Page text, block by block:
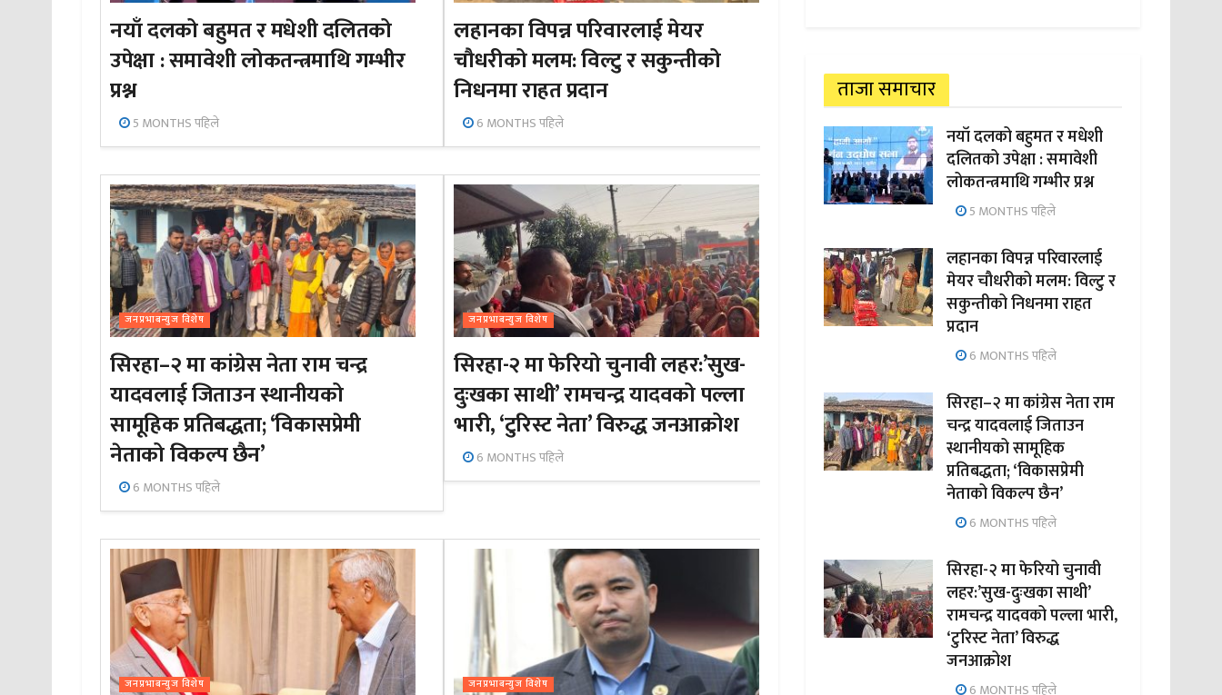
नयाँ दलको बहुमत र मधेशी दलितको
उपेक्षा : समावेशी लोकतन्त्रमाथि गम्भीर
प्रश्न
5 MONTHS पहिले
लहानका विपन्न परिवारलाई मेयर
चौधरीको मलम: विल्टु र सकुन्तीको
निधनमा राहत प्रदान
6 MONTHS पहिले
जनप्रभाबन्युज विशेष
सिरहा–२ मा कांग्रेस नेता राम चन्द्र
यादवलाई जिताउन स्थानीयको
सामूहिक प्रतिबद्धता; ‘विकासप्रेमी
नेताको विकल्प छैन’
6 MONTHS पहिले
जनप्रभाबन्युज विशेष
सिरहा-२ मा फेरियो चुनावी लहर:’सुख-
दुःखका साथी’ रामचन्द्र यादवको पल्ला
भारी, ‘टुरिस्ट नेता’ विरुद्ध जनआक्रोश
6 MONTHS पहिले
जनप्रभाबन्युज विशेष जनप्रभाबन्युज विशेष
ताजा समाचार
नयाँ दलको बहुमत र मधेशी
दलितको उपेक्षा : समावेशी
लोकतन्त्रमाथि गम्भीर प्रश्न
5 MONTHS पहिले
लहानका विपन्न परिवारलाई
मेयर चौधरीको मलम: विल्टु र
सकुन्तीको निधनमा राहत
प्रदान
6 MONTHS पहिले
सिरहा–२ मा कांग्रेस नेता राम
चन्द्र यादवलाई जिताउन
स्थानीयको सामूहिक
प्रतिबद्धता; ‘विकासप्रेमी
नेताको विकल्प छैन’
6 MONTHS पहिले
सिरहा-२ मा फेरियो चुनावी
लहर:’सुख-दुःखका साथी’
रामचन्द्र यादवको पल्ला भारी,
‘टुरिस्ट नेता’ विरुद्ध
जनआक्रोश
6 MONTHS पहिले